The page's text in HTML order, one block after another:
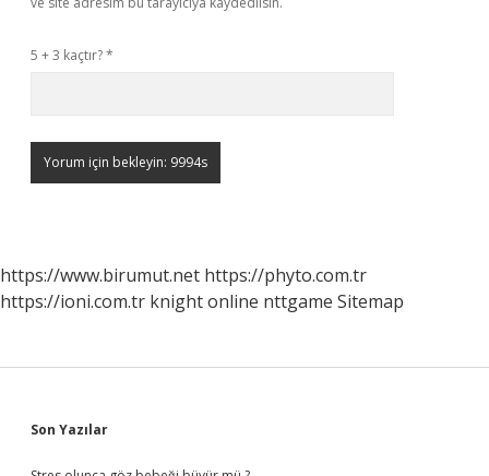
5 + 3 kaçtır?*
https://www.birumut.net https://phyto.com.tr
https://ioni.com.tr knight online nttgame Sitemap
Sidebar
Son Yazılar